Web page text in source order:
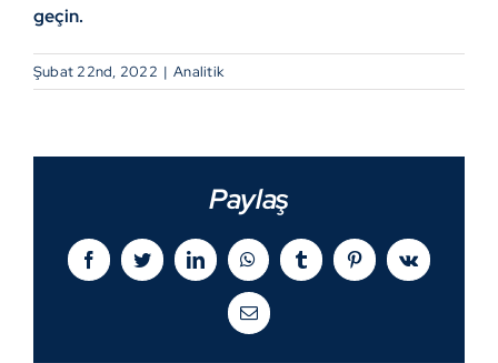
geçin.
Şubat 22nd, 2022 | Analitik
Paylaş
FacebookTwitterLinkedInWhatsAppTumblrPinterestVk
E-
posta